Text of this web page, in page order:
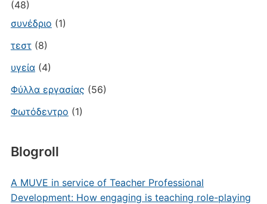
(48)
συνέδριο (1)
τεστ(8)
υγεία(4)
Φύλλα εργασίας (56)
Φωτόδεντρο (1)
Blogroll
A MUVE in service of Teacher Professional
Development: How engaging is teaching role-playing